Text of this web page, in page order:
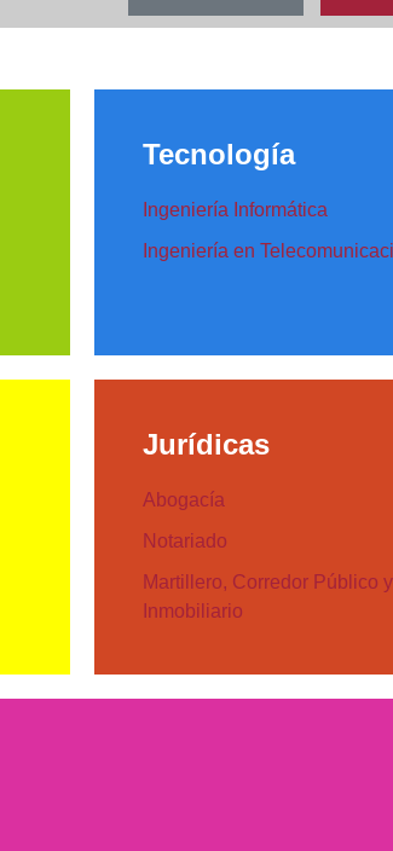
Tecnología
Ingeniería Informática
Ingeniería en
Jurídicas
Abogacía
Notariado
Martillero, Corredor Público
Inmobiliario